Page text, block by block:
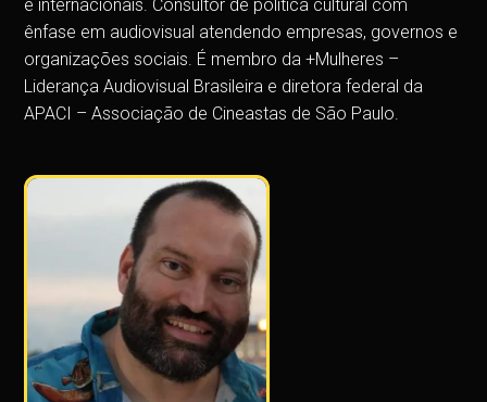
e internacionais. Consultor de política cultural com
ênfase em audiovisual atendendo empresas, governos e
organizações sociais. É membro da +Mulheres –
Liderança Audiovisual Brasileira e diretora federal da
APACI – Associação de Cineastas de São Paulo.